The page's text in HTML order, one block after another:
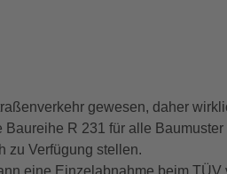
gewesen, daher
Baureihe R 231 für alle
zu Verfügung stellen.
eine Einzelabnahme beim TÜV